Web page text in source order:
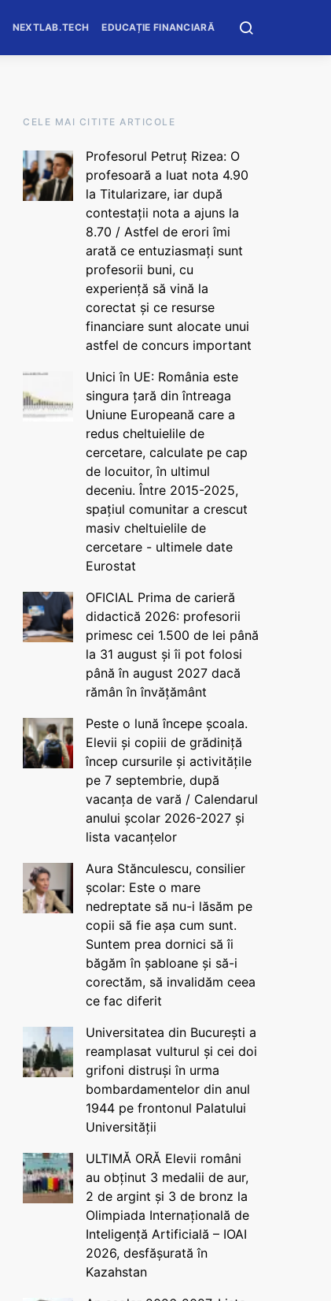
NEXTLAB.TECH EDUCAȚIE FINANCIARĂ
CELE MAI CITITE ARTICOLE
Profesorul Petruț Rizea: O
profesoară a luat nota 4.90
la Titularizare, iar după
contestații nota a ajuns la
8.70 / Astfel de erori îmi
arată ce entuziasmați sunt
profesorii buni, cu
experiență să vină la
corectat și ce resurse
financiare sunt alocate unui
astfel de concurs important
Unici în UE: România este
singura țară din întreaga
Uniune Europeană care a
redus cheltuielile de
cercetare, calculate pe cap
de locuitor, în ultimul
deceniu. Între 2015-2025,
spațiul comunitar a crescut
masiv cheltuielile de
cercetare - ultimele date
Eurostat
OFICIAL Prima de carieră
didactică 2026: profesorii
primesc cei 1.500 de lei până
la 31 august și îi pot folosi
până în august 2027 dacă
rămân în învățământ
Peste o lună începe școala.
Elevii și copiii de grădiniță
încep cursurile și activitățile
pe 7 septembrie, după
vacanța de vară / Calendarul
anului școlar 2026-2027 și
lista vacanțelor
Aura Stănculescu, consilier
școlar: Este o mare
nedreptate să nu-i lăsăm pe
copii să fie așa cum sunt.
Suntem prea dornici să îi
băgăm în șabloane și să-i
corectăm, să invalidăm ceea
ce fac diferit
Universitatea din București a
reamplasat vulturul și cei doi
grifoni distruși în urma
bombardamentelor din anul
1944 pe frontonul Palatului
Universității
ULTIMĂ ORĂ Elevii români
au obținut 3 medalii de aur,
2 de argint și 3 de bronz la
Olimpiada Internațională de
Inteligență Artificială – IOAI
2026, desfășurată în
Kazahstan